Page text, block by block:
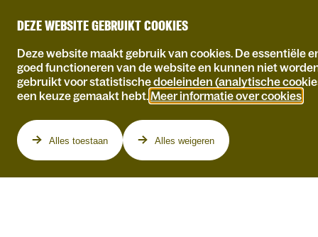
DEZE WEBSITE GEBRUIKT COOKIES
Deze website maakt gebruik van cookies. De essentiële
goed functioneren van de website en kunnen niet
gebruikt voor statistische doeleinden (analytische
een keuze gemaakt hebt. Meer informatie over cookies
Alles toestaan Alles weigeren